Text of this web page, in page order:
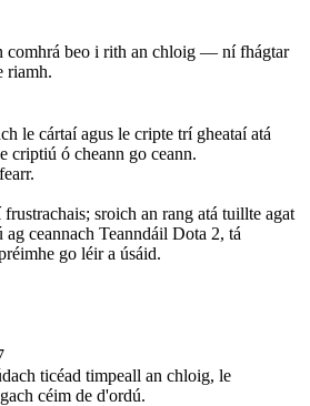
comhrá beo i rith an chloig — ní fhágtar
riamh.
le cártaí agus le cripte trí gheataí atá
criptiú ó cheann go ceann.
sroich an rang atá tuillte agat
ceannach Teanndáil Dota 2, tá
go léir a úsáid.
ticéad timpeall an chloig, le
céim de d'ordú.